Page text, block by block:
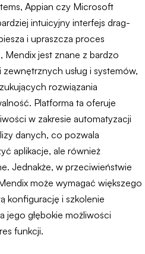
Appian czy Microsoft
intuicyjny interfejs drag-
i upraszcza proces
Mendix jest znane z bardzo
usług i systemów,
rozwiązania
Platforma ta oferuje
w zakresie automatyzacji
danych, co pozwala
aplikacje, ale również
Jednakże, w przeciwieństwie
może wymagać większego
konfigurację i szkolenie
jego głębokie możliwości
funkcji.